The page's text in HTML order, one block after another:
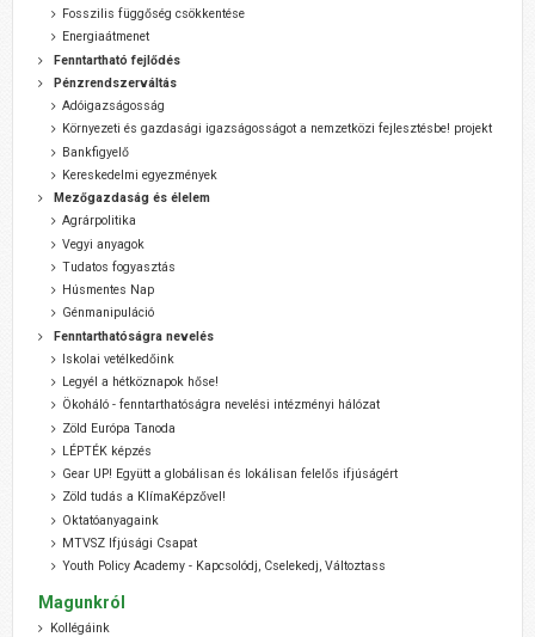
Fosszilis függőség csökkentése
Energiaátmenet
Fenntartható fejlődés
Pénzrendszerváltás
Adóigazságosság
Környezeti és gazdasági igazságosságot a nemzetközi fejlesztésbe! projekt
Bankfigyelő
Kereskedelmi egyezmények
Mezőgazdaság és élelem
Agrárpolitika
Vegyi anyagok
Tudatos fogyasztás
Húsmentes Nap
Génmanipuláció
Fenntarthatóságra nevelés
Iskolai vetélkedőink
Legyél a hétköznapok hőse!
Ökoháló - fenntarthatóságra nevelési intézményi hálózat
Zöld Európa Tanoda
LÉPTÉK képzés
Gear UP! Együtt a globálisan és lokálisan felelős ifjúságért
Zöld tudás a KlímaKépzővel!
Oktatóanyagaink
MTVSZ Ifjúsági Csapat
Youth Policy Academy - Kapcsolódj, Cselekedj, Változtass
Magunkról
Kollégáink